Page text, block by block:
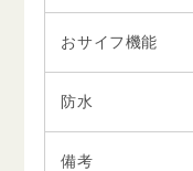
おサイフ機能
防水
備考